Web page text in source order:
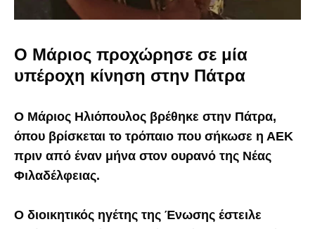
Ο Μάριος προχώρησε σε μία
υπέροχη κίνηση στην Πάτρα
Ο Μάριος Ηλιόπουλος βρέθηκε στην Πάτρα,
όπου βρίσκεται το τρόπαιο που σήκωσε η ΑΕΚ
πριν από έναν μήνα στον ουρανό της Νέας
Φιλαδέλφειας.
Ο διοικητικός ηγέτης της Ένωσης έστειλε